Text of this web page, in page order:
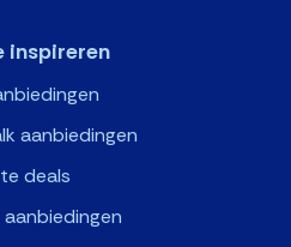
inspireren
aanbiedingen
deals
aanbiedingen